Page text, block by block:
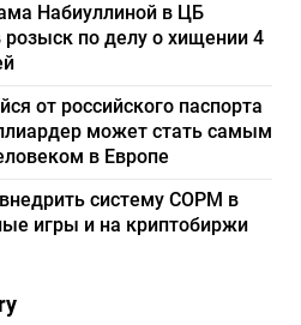
Набиуллиной в ЦБ
розыск по делу о хищении 4
от российского паспорта
может стать самым
в Европе
систему СОРМ в
игры и на криптобиржи